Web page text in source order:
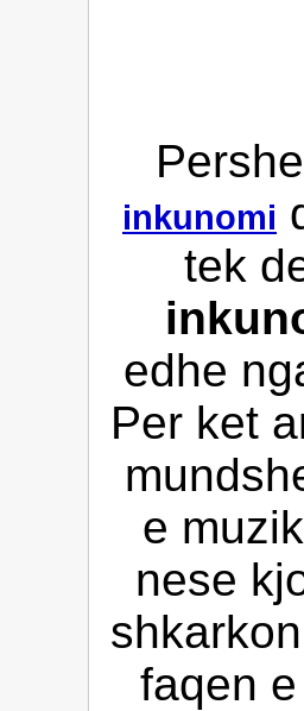
inkunomi
tek
edhe
Per ket
e
nese
faqen